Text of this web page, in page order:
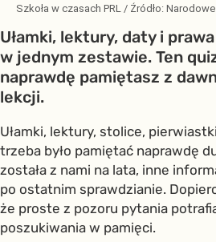
Szkoła w czasach PRL / Źródło:
Ułamki, lektury, daty i
w jednym zestawie. Ten
naprawdę pamiętasz z
lekcji.
Ułamki, lektury, stolice,
trzeba było pamiętać naprawdę
została z nami na lata, inne
po ostatnim sprawdzianie.
że proste z pozoru pytania
poszukiwania w pamięci.